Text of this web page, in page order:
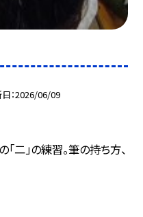
2026/06/09
二」の練習。筆の持ち方、